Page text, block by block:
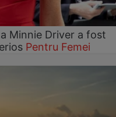
Minnie Driver a fost
Pentru Femei